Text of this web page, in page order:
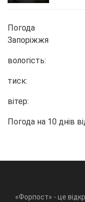
Погода
Запоріжжя
вологість:
тиск:
вітер:
Погода на 10 днів
«Форпост» - це